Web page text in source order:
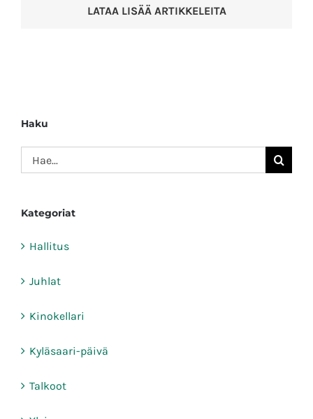
LATAA LISÄÄ ARTIKKELEITA
Haku
Etsi
...
Kategoriat
Hallitus
Juhlat
Kinokellari
Kyläsaari-päivä
Talkoot